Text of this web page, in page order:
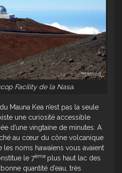
Facility de la Nasa.
Mauna Kea n’est pas la seule
une curiosité accessible
d’une vingtaine de minutes. A
au cœur du cône volcanique
les noms hawaïens vous avaient
le 7ème plus haut lac des
quantité d’eau, très